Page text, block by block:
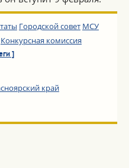
Городской совет МСУ
Конкурсная комиссия
]
край